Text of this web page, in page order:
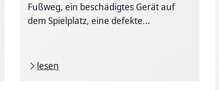
Fußweg, ein beschädigtes Gerät auf
dem Spielplatz, eine defekte...
lesen